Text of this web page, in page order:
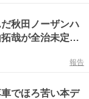
秋田ノーザンハ
哉が全治未定の
報告
でほろ苦い本デ